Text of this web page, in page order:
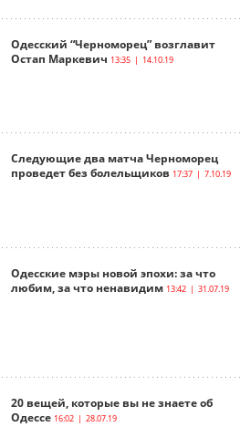
Одесский “Черноморец” возглавит
Остап Маркевич 13:35 | 14.10.19
Следующие два матча Черноморец
проведет без болельщиков 17:37 | 7.10.19
Одесские мэры новой эпохи: за что
любим, за что ненавидим 13:42 | 31.07.19
20 вещей, которые вы не знаете об
Одессе 16:02 | 28.07.19